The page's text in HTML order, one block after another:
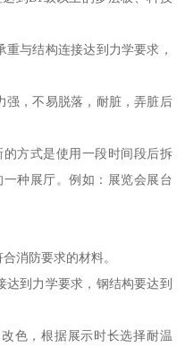
与结构连接达到力学要求，
强，不易脱落，耐脏，弄脏后
方式是使用一段时间段后拆
种展厅。例如：展览会展台
消防要求的材料。
到力学要求，钢结构要达到
色，根据展示时长选择耐温